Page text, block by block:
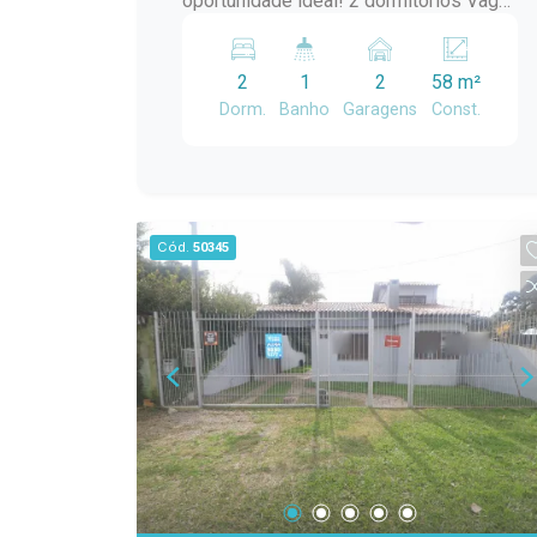
Condomínio com infraestrutura
completa e segurança para toda a
família. Agende sua visita e venha
2
Dorm.
1
Banho
2
Garagens
58 m²
Const.
Cód. 50345